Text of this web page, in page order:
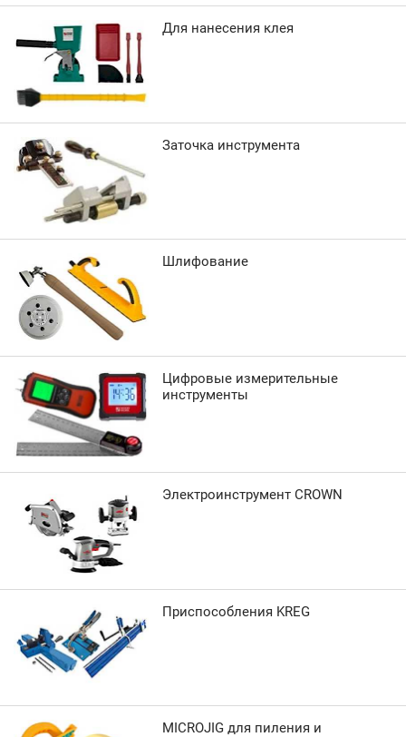
Для нанесения клея
Заточка инструмента
Шлифование
Цифровые измерительные
инструменты
Электроинструмент CROWN
Приспособления KREG
MICROJIG для пиления и